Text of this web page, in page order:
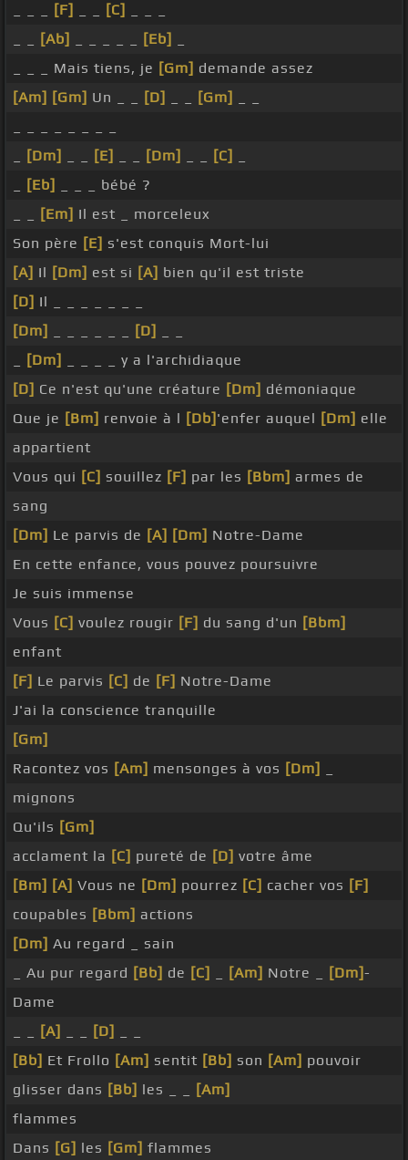
[F] [C]
[Ab] [Eb]
_ _ _ Mais tiens, je [Gm] demande assez
[Am] [Gm] Un _ _ [D] [Gm]
[Dm] [E] [Dm] [C]
[Eb]
_ _ _ bébé ?
[Em] Il est _ morceleux
Son père [E] s'est conquis Mort-lui
[A] Il [Dm] est si [A] bien qu'il est triste
[D] Il _ _ _ _ _ _ _
[Dm]
[D]
[Dm]
_ _ _ _ y a l'archidiaque
[D] Ce n'est qu'une créature [Dm] démoniaque
Que je [Bm] renvoie à l [Db] 'enfer auquel [Dm] elle
appartient
Vous qui [C] souillez [F] par les [Bbm] armes de
sang
[Dm] Le parvis de [A] [Dm] Notre-Dame
En cette enfance, vous pouvez poursuivre
Je suis immense
Vous [C] voulez rougir [F] du sang d'un [Bbm]
enfant
[F] Le parvis [C] de [F] Notre-Dame
J'ai la conscience tranquille
[Gm]
Racontez vos [Am] mensonges à vos [Dm]
mignons
Qu'ils [Gm]
acclament la [C] pureté de [D] votre âme
[Bm] [A] Vous ne [Dm] pourrez [C] cacher vos [F]
coupables [Bbm] actions
[Dm] Au regard _ sain
_ Au pur regard [Bb] de [C] [Am] Notre _ [Dm]-
Dame
[A] [D]
[Bb] Et Frollo [Am] sentit [Bb] son [Am] pouvoir
glisser dans [Bb] les _ _
[Am]
flammes
Dans [G] les [Gm] flammes